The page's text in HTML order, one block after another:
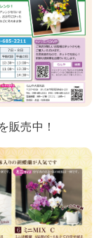
販売中！